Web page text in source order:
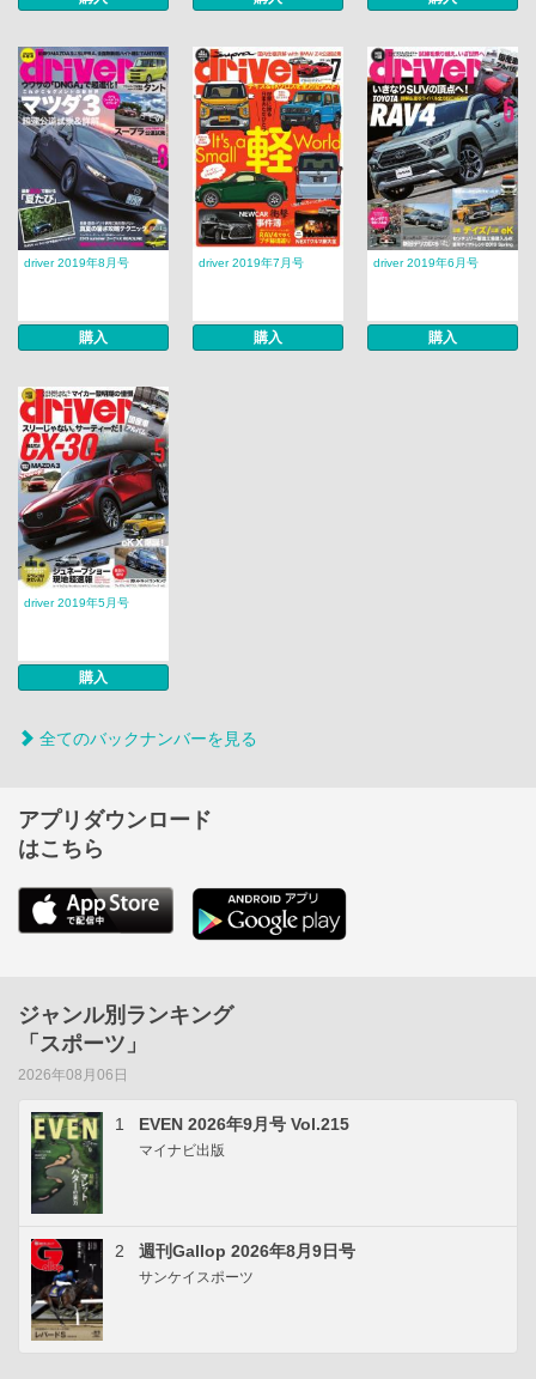
driver 2019年8月号
購入
driver 2019年7月号
購入
driver 2019年6月号
購入
driver 2019年5月号
購入
全てのバックナンバーを見る
アプリダウンロード
はこちら
ジャンル別ランキング
「スポーツ」
2026年08月06日
1 EVEN 2026年9月号 Vol.215
マイナビ出版
2 週刊Gallop 2026年8月9日号
サンケイスポーツ